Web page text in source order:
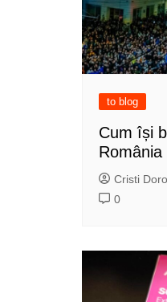
to blog
Cum își
România
Cristi
0